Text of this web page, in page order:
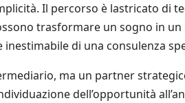
Il percorso è lastricato di
trasformare un sogno in
di una consulenza
ma un partner
dell’opportunità